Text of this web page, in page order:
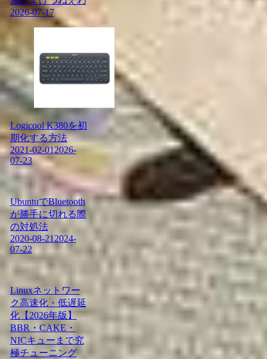
2026-07-17
Logicool K380を初
期化する方法
2021-02-012026-
07-23
UbuntuでBluetooth
が勝手に切れる際
の対処法
2020-08-212024-
07-22
Linuxネットワー
ク高速化・低遅延
化【2026年版】
BBR・CAKE・
NICキューまで究
極チューニング